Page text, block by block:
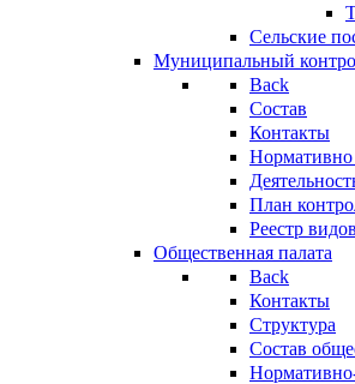
Сельские
Муниципальный
Back
Состав
Контакты
Нормативно
План
Реестр
Общественная палата
Back
Контакты
Структура
Состав